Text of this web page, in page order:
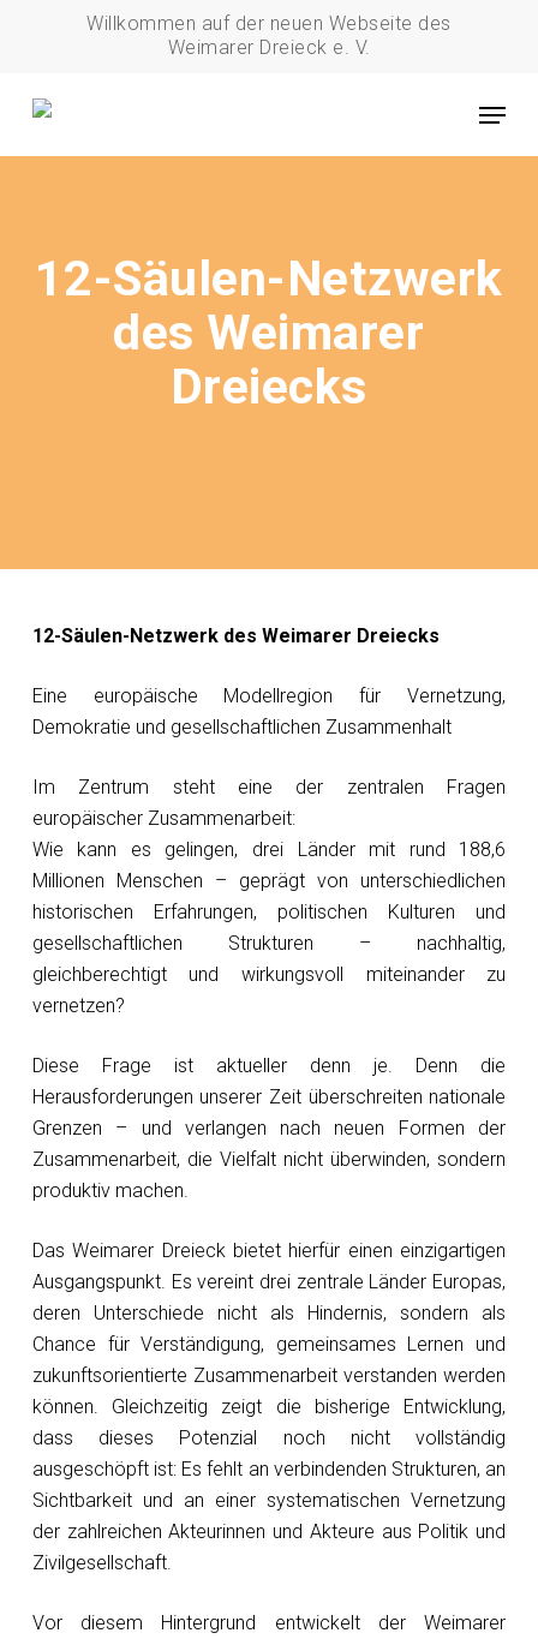
content
Willkommen auf der neuen Webseite des
Weimarer Dreieck e. V.
Menu
12-Säulen-Netzwerk
des Weimarer
Dreiecks
12-Säulen-Netzwerk des Weimarer Dreiecks
Eine europäische Modellregion für Vernetzung,
Demokratie und gesellschaftlichen Zusammenhalt
Im Zentrum steht eine der zentralen Fragen
europäischer Zusammenarbeit:
Wie kann es gelingen, drei Länder mit rund 188,6
Millionen Menschen – geprägt von unterschiedlichen
historischen Erfahrungen, politischen Kulturen und
gesellschaftlichen Strukturen – nachhaltig,
gleichberechtigt und wirkungsvoll miteinander zu
vernetzen?
Diese Frage ist aktueller denn je. Denn die
Herausforderungen unserer Zeit überschreiten nationale
Grenzen – und verlangen nach neuen Formen der
Zusammenarbeit, die Vielfalt nicht überwinden, sondern
produktiv machen.
Das Weimarer Dreieck bietet hierfür einen einzigartigen
Ausgangspunkt. Es vereint drei zentrale Länder Europas,
deren Unterschiede nicht als Hindernis, sondern als
Chance für Verständigung, gemeinsames Lernen und
zukunftsorientierte Zusammenarbeit verstanden werden
können. Gleichzeitig zeigt die bisherige Entwicklung,
dass dieses Potenzial noch nicht vollständig
ausgeschöpft ist: Es fehlt an verbindenden Strukturen, an
Sichtbarkeit und an einer systematischen Vernetzung
der zahlreichen Akteurinnen und Akteure aus Politik und
Zivilgesellschaft.
Vor diesem Hintergrund entwickelt der Weimarer